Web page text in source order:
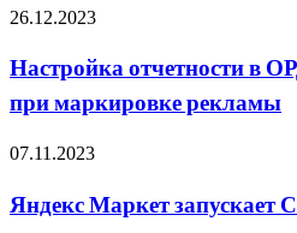
систем
в
Настройка
в
ОРД
Озон
блогеров
рекламы
26.12.2023
Настройка отчетности в
при маркировке рекламы
Яндекс
запускает
Сплит
07.11.2023
Яндекс Маркет запускает